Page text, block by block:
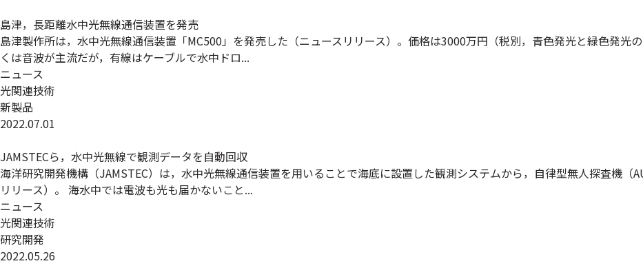
島津，長距離水中光無線通信装置を発売
島津製作所は，水中光無線通信装置「MC500」を発売した（ニュースリリース）。価格は3000万円（税別，青色発光と緑色発光
くは音波が主流だが，有線はケーブルで水中ドロ...
ニュース
光関連技術
新製品
2022.07.01
JAMSTECら，水中光無線で観測データを自動回収
海洋研究開発機構（JAMSTEC）は，水中光無線通信装置を用いることで海底に設置した観測システムから，自律型無人探査機（
リリース）。 海水中では電波も光も届かないこと...
ニュース
光関連技術
研究開発
2022.05.26